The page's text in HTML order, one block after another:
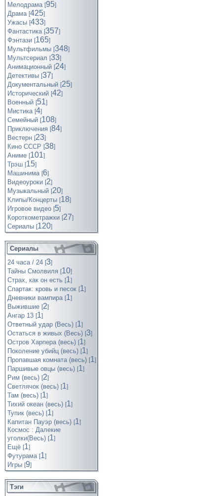
Мелодрама [95]
Драма [425]
Ужасы [433]
Фантастика [357]
Фэнтази [165]
Мультфильмы [348]
Мультсериал [33]
Анимационный [24]
Детективы [37]
Документальный [25]
Исторический [42]
Военный [51]
Мистика [4]
Семейный [108]
Приключения [84]
Вестерн [23]
Кино СССР [38]
Аниме [101]
Трэш [15]
Машинима [6]
Видеоуроки [2]
Музыкальный [20]
Клипы/Концерты [18]
Игровое видео [5]
Короткометражки [27]
Cериалы [120]
Сериалы
24 часа / 24 [3]
Тайны Смолвиля [10]
Страх, как он есть [1]
Спартак: кровь и песок [1]
Дневники вампира [1]
Выжившие [2]
Ангар 13 [1]
Ответный удар (Весь) [1]
Остаться в живых (Весь) [3]
Остров Харпера (весь) [1]
Поколение убийц (весь) [1]
Пропавшая комната (весь) [1]
Паршивые овцы (весь) [1]
Рим (весь) [2]
Светлячок (весь) [1]
Там (весь) [1]
Тихий океан (весь) [1]
Тупик (весь) [1]
Капитан Пауэр (весь) [1]
Космос : Далекие
уголки(Весь) [1]
Ещё [1]
Футурама [1]
Игры [9]
Тэги